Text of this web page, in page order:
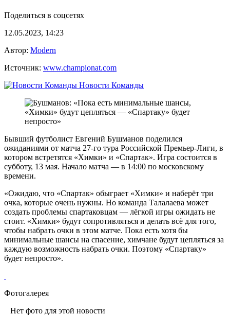
Поделиться в соцсетях
12.05.2023, 14:23
Автор: Modern
Источник: www.championat.com
Новости Команды
Бывший футболист Евгений Бушманов поделился
ожиданиями от матча 27-го тура Российской Премьер-Лиги, в
котором встретятся «Химки» и «Спартак». Игра состоится в
субботу, 13 мая. Начало матча — в 14:00 по московскому
времени.
«Ожидаю, что «Спартак» обыграет «Химки» и наберёт три
очка, которые очень нужны. Но команда Талалаева может
создать проблемы спартаковцам — лёгкой игры ожидать не
стоит. «Химки» будут сопротивляться и делать всё для того,
чтобы набрать очки в этом матче. Пока есть хотя бы
минимальные шансы на спасение, химчане будут цепляться за
каждую возможность набрать очки. Поэтому «Спартаку»
будет непросто».
Фотогалерея
Нет фото для этой новости